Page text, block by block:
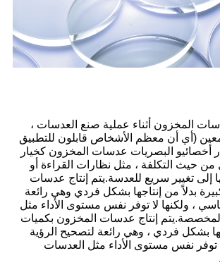
المخزون أثناء عملية صنع العدسات ،
(أي أن معظم الأشخاص قابلون للتطبيق
أخصائيو البصريات عدسات المخزون كخيار
حيث التكلفة ، مثل نظارات القراءة أو
إلى تغيير سريع للعدسة.يتم إنتاج عدسات
بدلاً من إنتاجها بشكل فردي وهي رائعة
، ولكنها لا توفر نفس مستوى الأداء مثل
إنتاج عدسات المخزون بكميات
بشكل فردي ، وهي رائعة لتصحيح الرؤية
توفر نفس مستوى الأداء مثل العدسات